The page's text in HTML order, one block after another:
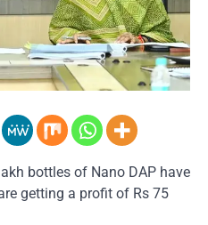
bottles of Nano DAP have
getting a profit of Rs 75